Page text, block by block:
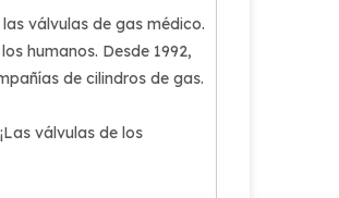
válvulas de gas médico.
humanos. Desde 1992,
de cilindros de gas.
válvulas de los